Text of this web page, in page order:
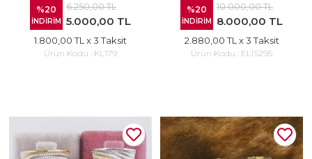
%20
İNDİRİM
6.250,00 TL
5.000,00 TL
1.800,00 TL x 3 Taksit
Ürün Kodu : KL179
%20
İNDİRİM
10.000,00 TL
8.000,00 TL
2.880,00 TL x 3 Taksit
Ürün Kodu : ELIS295